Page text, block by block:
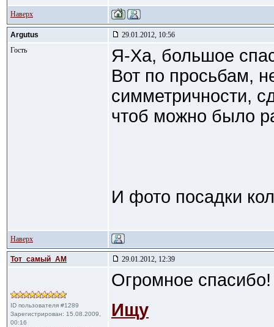
Наверх
Argutus
29.01.2012, 10:56
Гость
Я-Ха, большое
Вот по просьбам,
симметричности,
чтоб можно было
И фото посадки
Наверх
Тот_самый_АМ 29.01.2012, 12:39
ID пользователя #1289
Зарегистрирован: 15.08.2009,
00:16
Огромное спасибо!
Ищу